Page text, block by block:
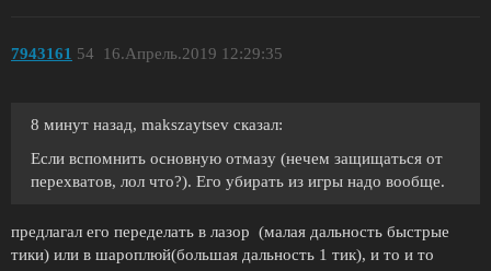
7943161 16.Апрель.2019 12:29:35
54
8 минут назад, makszaytsev сказал:
Если вспомнить основную отмазу (нечем защищаться от
перехватов, лол что?). Его убирать из игры надо вообще.
предлагал его переделать в лазор (малая дальность быстрые
тики) или в шароплюй(большая дальность 1 тик), и то и то